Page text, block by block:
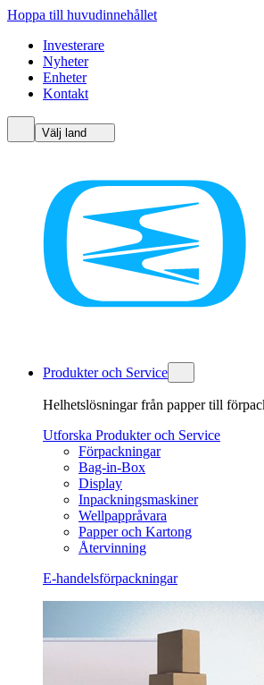
Hoppa till huvudinnehållet
Investerare
Nyheter
Enheter
Kontakt
Välj land
Produkter och Service
Helhetslösningar från papper till
Utforska Produkter och Service
Förpackningar
Bag-in-Box
Display
Inpackningsmaskiner
Wellpappråvara
Papper och Kartong
Återvinning
E-handelsförpackningar